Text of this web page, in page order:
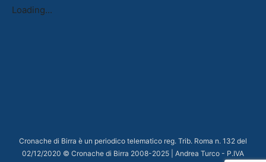
Loading...
Cronache di Birra è un periodico telematico reg. Trib. Roma n. 132 del
02/12/2020 © Cronache di Birra 2008-2025 | Andrea Turco - P.IVA